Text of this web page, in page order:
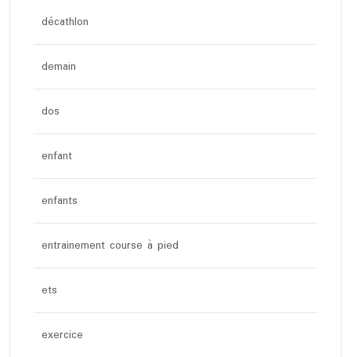
décathlon
demain
dos
enfant
enfants
entrainement course à pied
ets
exercice